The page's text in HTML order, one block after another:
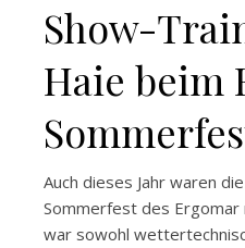
Show-
Haie beim
Auch dieses Jahr waren
Sommerfest des Ergomar
war sowohl